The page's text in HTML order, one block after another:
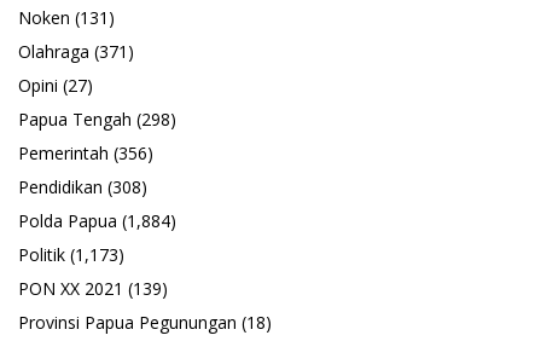
Noken (131)
Olahraga (371)
Opini (27)
Papua Tengah (298)
Pemerintah (356)
Pendidikan (308)
Polda Papua (1,884)
Politik (1,173)
PON XX 2021 (139)
Provinsi Papua Pegunungan (18)